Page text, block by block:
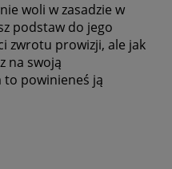
woli w zasadzie w
podstaw do jego
zwrotu prowizji, ale jak
na swoją
to powinieneś ją